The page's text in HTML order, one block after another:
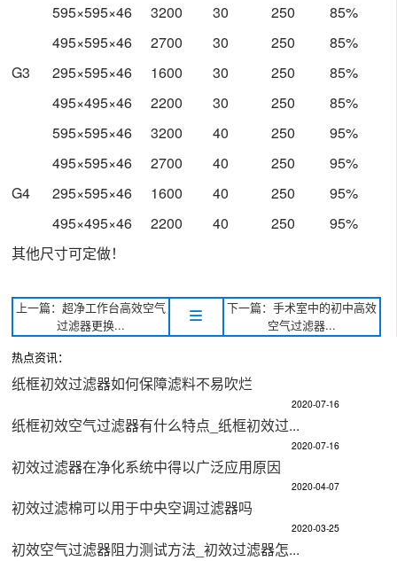
G3
595×595×46 3200 30 250
85%
495×595×46
2700 30 250
85%
295×595×46
1600 30 250
85%
495×495×46
2200 30 250
85%
595×595×46
3200 40 250 95%
G4
495×595×46 2700 40 250
95%
295×595×46
1600 40 250
95%
495×495×46
2200 40 250
95%
其他尺寸可定做！
上一篇：超净工作台高效空气
过滤器更换...
下一篇：手术室中的初中高效
空气过滤器...
热点资讯：
纸框初效过滤器如何保障滤料不易吹烂
2020-07-16
纸框初效空气过滤器有什么特点_纸框初效过...
2020-07-16
初效过滤器在净化系统中得以广泛应用原因
2020-04-07
初效过滤棉可以用于中央空调过滤器吗
2020-03-25
初效空气过滤器阻力测试方法_初效过滤器怎...